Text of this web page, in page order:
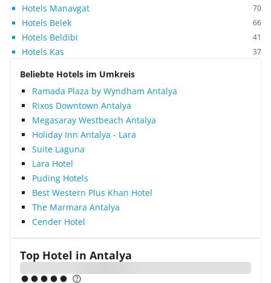
Hotels Manavgat 70
Hotels Belek 66
Hotels Beldibi 41
Hotels Kas 37
Beliebte Hotels im Umkreis
Ramada Plaza by Wyndham Antalya
Rixos Downtown Antalya
Megasaray Westbeach Antalya
Holiday Inn Antalya - Lara
Suite Laguna
Lara Hotel
Puding Hotels
Best Western Plus Khan Hotel
The Marmara Antalya
Cender Hotel
Top Hotel in Antalya